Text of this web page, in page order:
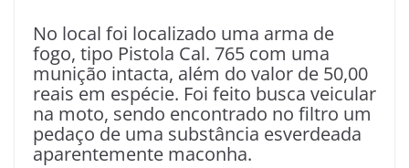
No local foi localizado uma arma de
fogo, tipo Pistola Cal. 765 com uma
munição intacta, além do valor de 50,00
reais em espécie. Foi feito busca veicular
na moto, sendo encontrado no filtro um
pedaço de uma substância esverdeada
aparentemente maconha.